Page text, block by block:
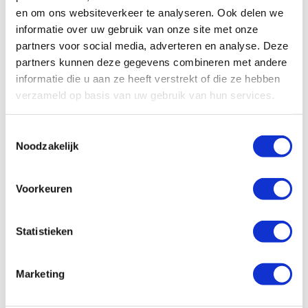
en om ons websiteverkeer te analyseren. Ook delen we
informatie over uw gebruik van onze site met onze
partners voor social media, adverteren en analyse. Deze
partners kunnen deze gegevens combineren met andere
informatie die u aan ze heeft verstrekt of die ze hebben
verzameld op basis van uw gebruik van hun services.
Noodzakelijk
Voorkeuren
Statistieken
Marketing
zaken, dan kan de koper, ook na de
koop, nog bij je aankloppen.
Onderhandel over de prijs en de
rest van de voorwaarden
Probeer een zo goed mogelijke
je dat naast de koopprijs ook
waardeerbaar zijn. De inventaris,
extra’s die je al dan niet achterlaat.
voor de grond of een verzekering
je dus niet blind op de koopprijs,